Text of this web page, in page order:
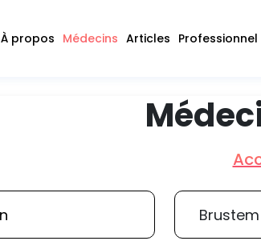
À propos Médecins Articles